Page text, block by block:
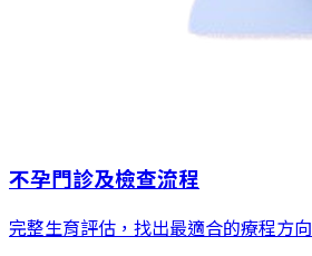
不孕門診及檢查流程
完整生育評估，找出最適合的療程方向